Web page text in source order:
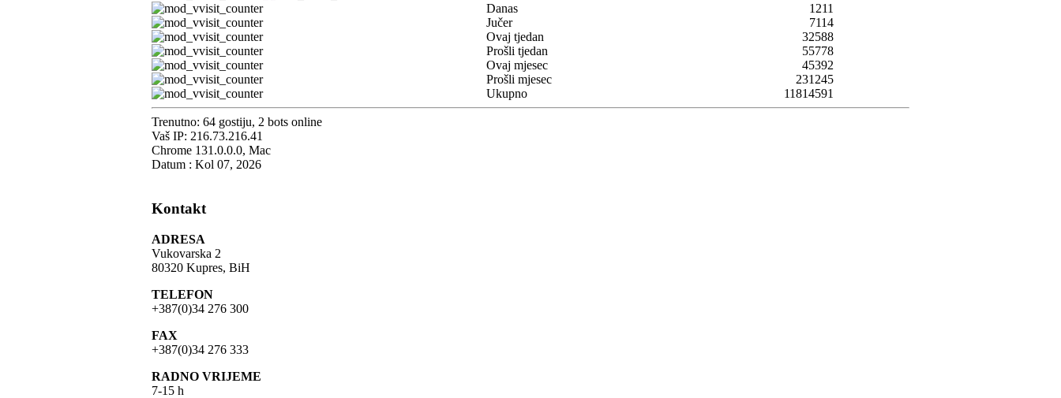
Danas
1211
Jučer
7114
Ovaj tjedan
32588
Prošli tjedan
55778
Ovaj mjesec
45392
Prošli mjesec
231245
Ukupno
11814591
Trenutno: 64 gostiju, 2 bots online
Vaš IP: 216.73.216.41
Chrome 131.0.0.0, Mac
Datum : Kol 07, 2026
Kontakt
ADRESA
Vukovarska 2
80320 Kupres, BiH
TELEFON
+387(0)34 276 300
FAX
+387(0)34 276 333
RADNO VRIJEME
7-15 h